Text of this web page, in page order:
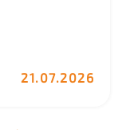
21.07.2026